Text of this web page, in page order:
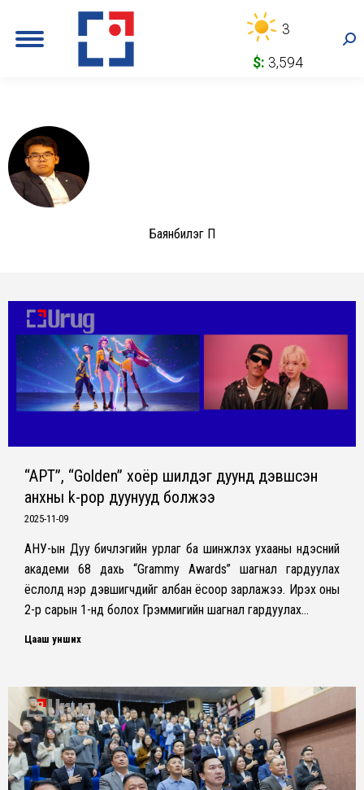
3
$: 3,594
Баянбилэг П
“APT”, “Golden” хоёр шилдэг дуунд дэвшсэн
анхны k-pop дуунууд болжээ
2025-11-09
АНУ-ын Дуу бичлэгийн урлаг ба шинжлэх ухааны үндэсний
академи 68 дахь “Grammy Awards” шагнал гардуулах
ёслолд нэр дэвшигчдийг албан ёсоор зарлажээ. Ирэх оны
2-р сарын 1-нд болох Грэммигийн шагнал гардуулах…
Цааш унших